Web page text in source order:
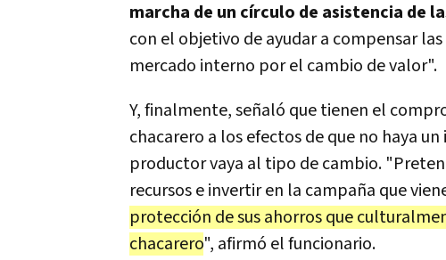
marcha de un círculo de asistencia de
con el objetivo de ayudar a compensar
mercado interno por el cambio de valor".
Y, finalmente, señaló que tienen el
chacarero a los efectos de que no haya
productor vaya al tipo de cambio.
recursos e invertir en la campaña que
protección de sus ahorros que
chacarero", afirmó el funcionario.